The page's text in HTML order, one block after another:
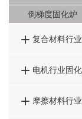
倒梯度固化炉
 复合材料行
 电机行业固
 摩擦材料行